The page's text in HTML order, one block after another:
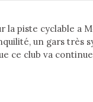
la piste cyclable a
un gars très
ce club va